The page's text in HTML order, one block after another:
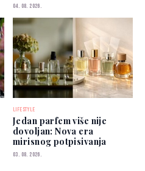
04. 08. 2026.
LIFESTYLE
Jedan parfem više nije
dovoljan: Nova era
mirisnog potpisivanja
03. 08. 2026.